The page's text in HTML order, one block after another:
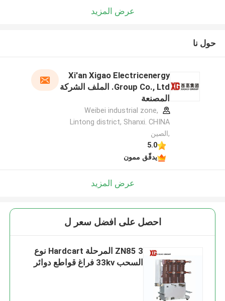
عرض المزيد
حول نا
Xi'an Xigao Electricenergy
Group Co., Ltd. الملف الشركة
المصنعة
Weibei industrial zone,
Lintong district, Shanxi. CHINA
,الصين
5.0
يدقّق ممون
عرض المزيد
احصل على افضل سعر ل
ZN85 3 المرحلة Hardcart نوع
السحب 33kv فراغ قواطع دوائر